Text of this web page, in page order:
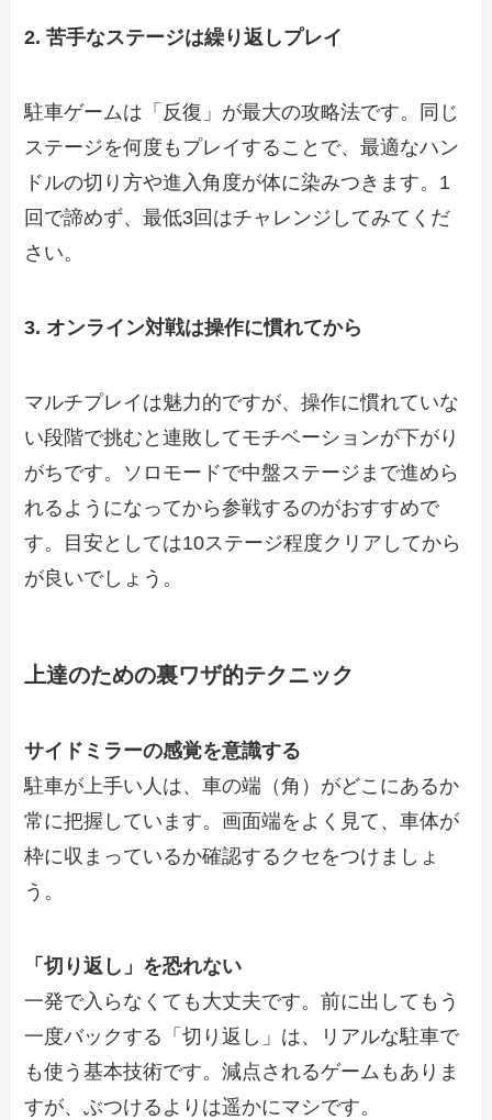
2. 苦手なステージは繰り返しプレイ
駐車ゲームは「反復」が最大の攻略法です。同じ
ステージを何度もプレイすることで、最適なハン
ドルの切り方や進入角度が体に染みつきます。1
回で諦めず、最低3回はチャレンジしてみてくだ
さい。
3. オンライン対戦は操作に慣れてから
マルチプレイは魅力的ですが、操作に慣れていな
い段階で挑むと連敗してモチベーションが下がり
がちです。ソロモードで中盤ステージまで進めら
れるようになってから参戦するのがおすすめで
す。目安としては10ステージ程度クリアしてから
が良いでしょう。
上達のための裏ワザ的テクニック
サイドミラーの感覚を意識する
駐車が上手い人は、車の端（角）がどこにあるか
常に把握しています。画面端をよく見て、車体が
枠に収まっているか確認するクセをつけましょ
う。
「切り返し」を恐れない
一発で入らなくても大丈夫です。前に出してもう
一度バックする「切り返し」は、リアルな駐車で
も使う基本技術です。減点されるゲームもありま
すが、ぶつけるよりは遥かにマシです。